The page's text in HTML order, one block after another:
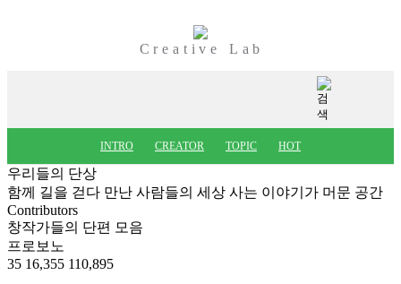
Creative Lab
INTRO CREATOR TOPIC HOT
우리들의 단상
함께 길을 걷다 만난 사람들의 세상 사는 이야기가 머문 공간
Contributors
창작가들의 단편 모음
프로보노
35 16,355 110,895